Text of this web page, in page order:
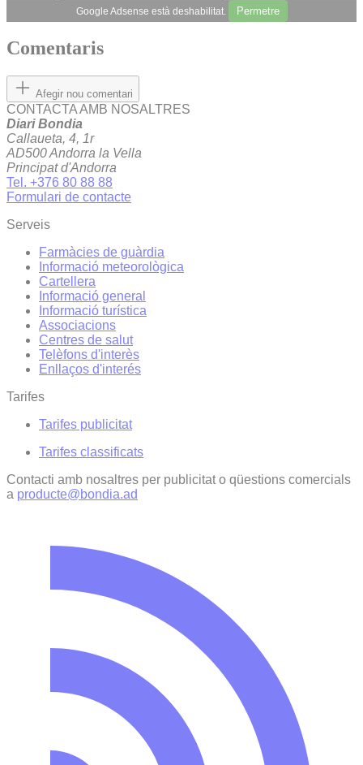
Google Adsense està deshabilitat. Permetre
Comentaris
Afegir nou comentari
CONTACTA AMB NOSALTRES
Diari Bondia
Callaueta, 4, 1r
AD500 Andorra la Vella
Principat d'Andorra
Tel. +376 80 88 88
Formulari de contacte
Serveis
Farmàcies de guàrdia
Informació meteorològica
Cartellera
Informació general
Informació turística
Associacions
Centres de salut
Telèfons d'interès
Enllaços d'interés
Tarifes
Tarifes publicitat
Tarifes classificats
Contacti amb nosaltres per publicitat o qüestions comercials
a producte@bondia.ad